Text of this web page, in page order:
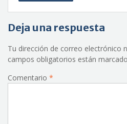
Deja una respuesta
Tu dirección de correo electrónico
campos obligatorios están
Comentario *